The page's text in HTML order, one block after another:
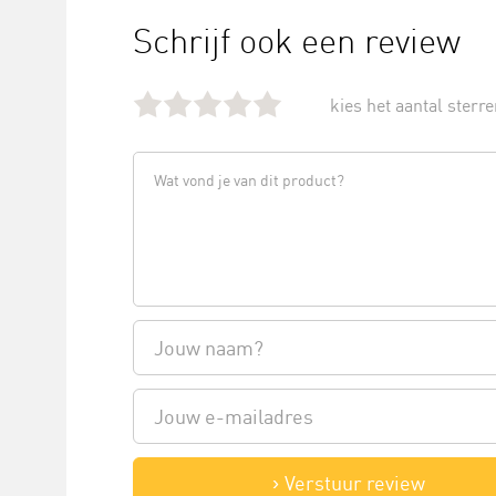
Schrijf ook een review
kies het aantal
Verstuur review